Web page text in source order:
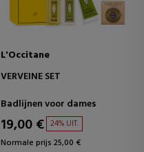
L'Occitane
VERVEINE SET
Badlijnen voor dames
19,00 € 24% UIT.
Normale prijs 25,00 €